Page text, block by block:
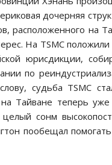
дочерняя
расположенного на
На TSMC
юрисдикции,
по
судьба TSMC
Тайване теперь уже
сонм
пообещал